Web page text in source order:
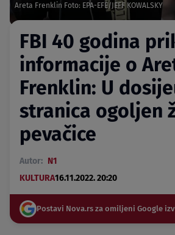
Areta Frenklin Foto: EPA-EFE/JEFF KOWALSKY
FBI 40 godina
informacije o
Frenklin: U
stranica ogoljen
pevačice
Autor: N1
KULTURA16.11.2022. 20:20
Postavi Nova.rs za omiljeni Google